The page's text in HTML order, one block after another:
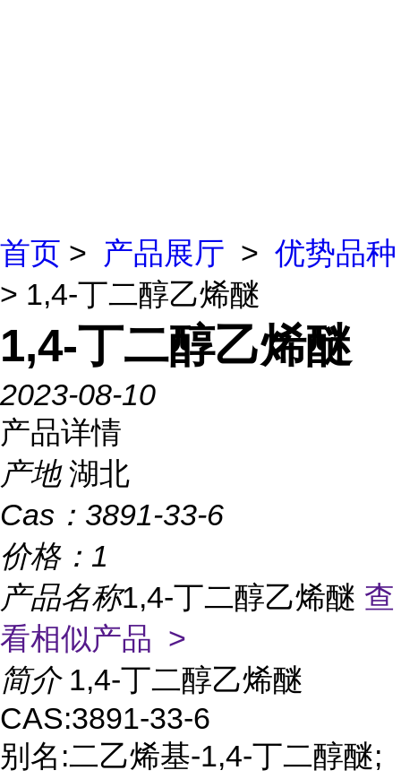
首页 > 产品展厅 > 优势品种
> 1,4-丁二醇乙烯醚
1,4-丁二醇乙烯醚
2023-08-10
产品详情
产地 湖北
Cas： 3891-33-6
价格： 1
产品名称1,4-丁二醇乙烯醚 查
看相似产品 >
简介 1,4-丁二醇乙烯醚
CAS:3891-33-6
别名:二乙烯基-1,4-丁二醇醚;